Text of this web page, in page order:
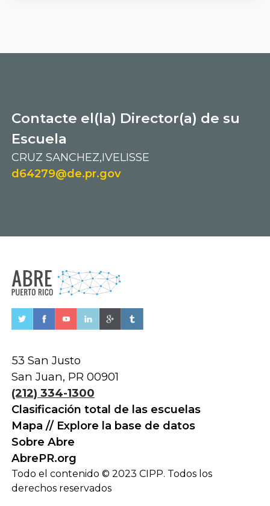
Contacte el(la) Director(a) de su
Escuela
CRUZ SANCHEZ,IVELISSE
d64279@de.pr.gov
53 San Justo
San Juan, PR 00901
(212) 334-1300
Clasificación total de las escuelas
Mapa // Explore la base de datos
Sobre Abre
AbrePR.org
Todo el contenido © 2023 CIPP. Todos los
derechos reservados